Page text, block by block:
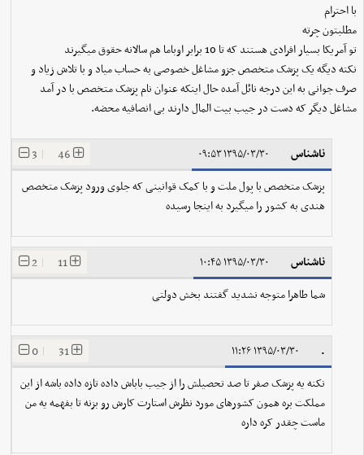
با احترام
مطلبتون چرته
تو آمریکا بسیار افرادی هستند که تا 10 برابر اوباما هم سالانه حقوق میگیرند
نکته دیگه یک پزشک متخصص جزو مشاغل خصوصی به حساب میاد و با تلاش زیاد و
صرف جوانی به این درجه نائل آمده حال اینکه عنوان نام پزشک متخصص با در آمد
مشاغل دیگر که دست در جیب بیت المال دارند بی انصافیه محضه.
ناشناس ۱۳۹۵/۰۳/۳۰ ۰۹:۵۳ 46
|
3
پزشک متخصص با پول ملت و با کمک قوانینی که جلوی ورود پزشک متخصص
هندی به کشور را میگیرد به اینجا رسیده
ناشناس ۱۳۹۵/۰۳/۳۰ ۱۰:۴۵ 11
|
2
شما طاهرا متوجه نشدید گفتند بخش دولتی
. ۱۳۹۵/۰۳/۳۰ ۱۱:۲۶ 31
|
0
نکنه یه پزشک صفر تا صد تحصیلش را از جیب باباش داده تازه داده باشه از این
مملکت بره همون کشورهای مورد نظرش استارت کارش رو بزنه تا بفهمه یه من
ماست چقدر کره داره